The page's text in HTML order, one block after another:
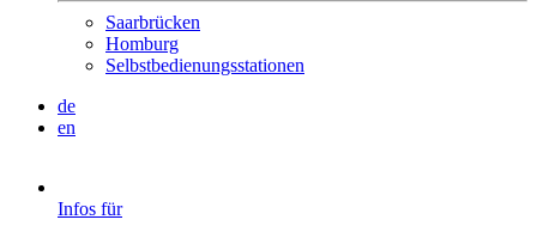
Saarbrücken
Homburg
Selbstbedienungsstationen
de
en
Infos für